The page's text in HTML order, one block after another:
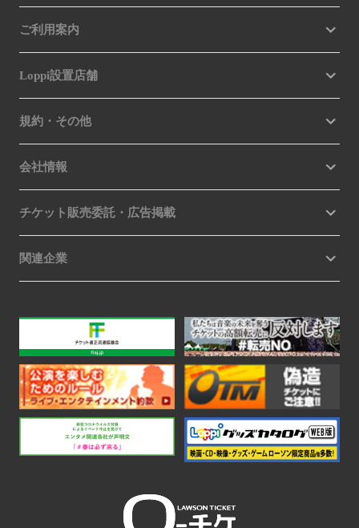
ご利用案内
Loppi設置店舗
規約・その他
会社情報
チケット販売委託・広告掲載
関連企業